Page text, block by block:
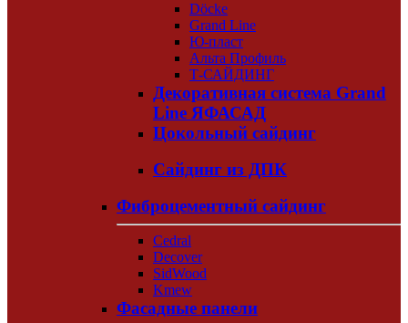
Döcke
Grand Line
Ю-пласт
Альта Профиль
Т-САЙДИНГ
Декоративная система Grand
Line ЯФАСАД
Цокольный сайдинг
Сайдинг из ДПК
Фиброцементный сайдинг
Cedral
Decover
SidWood
Kmew
Фасадные панели